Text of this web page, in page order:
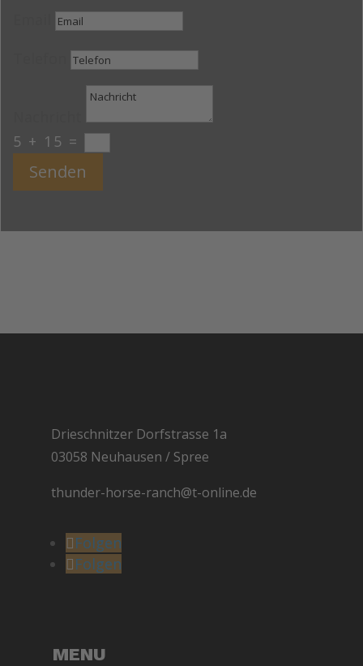
5 + 15 =
Senden
Drieschnitzer Dorfstrasse 1a
03058 Neuhausen / Spree
thunder-horse-ranch@t-online.de
Folgen
Folgen
MENU